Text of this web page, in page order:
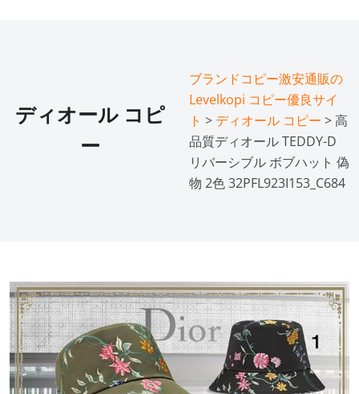
ディオール コピ
ー
ブランドコピー激安通販の
Levelkopi コピー優良サイ
ト > ディオール コピー > 高
品質ディオール TEDDY-D
リバーシブル ボブハット 偽
物 2色 32PFL923I153_C684